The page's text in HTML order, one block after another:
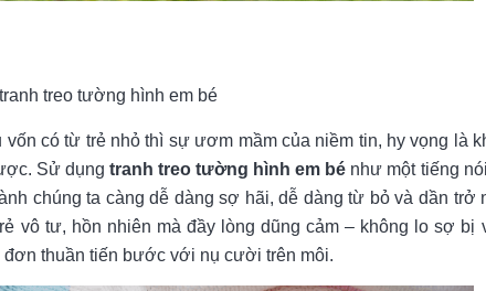
treo tường hình em bé
có từ trẻ nhỏ thì sự ươm mầm của niềm tin, hy vọng là
Sử dụngtranh treo tường hình em bé như một tiếng
chúng ta càng dễ dàng sợ hãi, dễ dàng từ bỏ và dần trở
vô tư, hồn nhiên mà đầy lòng dũng cảm – không lo sợ bị
thuần tiến bước với nụ cười trên môi.